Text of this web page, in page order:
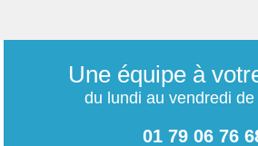
Une équipe à
du lundi au vendredi
01 79 06 76